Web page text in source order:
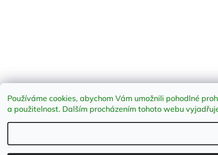
Používáme cookies, abychom Vám umožnili pohodlné
a použitelnost. Dalším procházením tohoto webu